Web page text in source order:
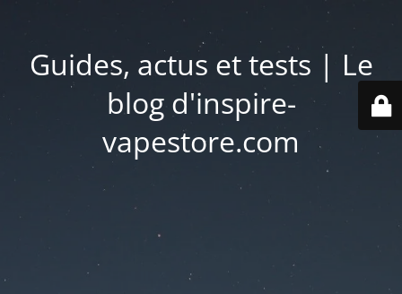
Guides, actus et tests | Le
blog d'inspire-
vapestore.com